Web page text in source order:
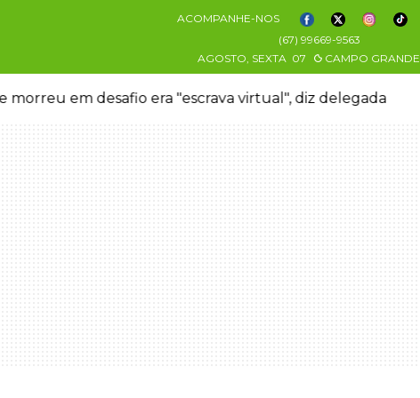
ACOMPANHE-NOS
(67) 99669-9563
AGOSTO, SEXTA 07 CAMPO GRANDE
morreu em desafio era "escrava virtual", diz delegada